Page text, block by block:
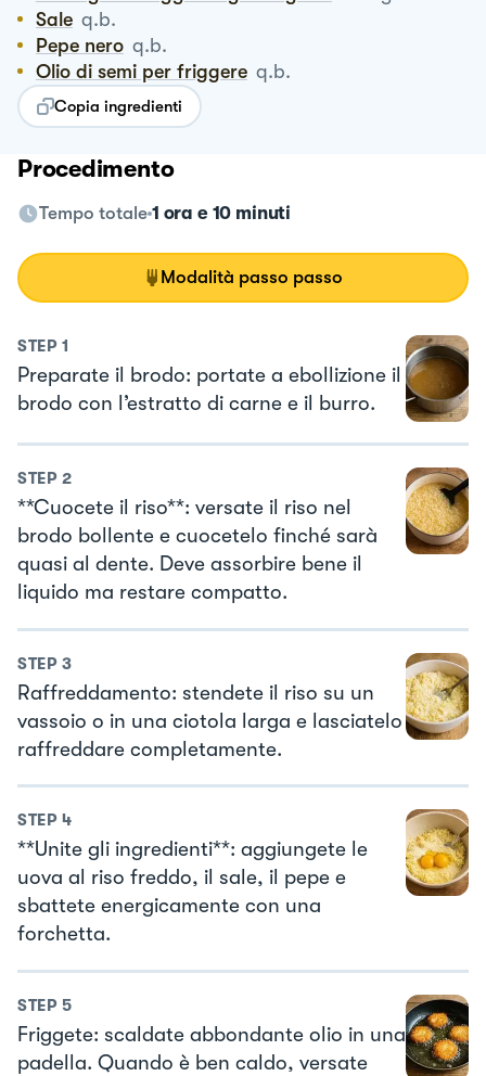
Sale q.b.
Pepe nero q.b.
Olio di semi per friggere q.b.
Copia ingredienti
Procedimento
Tempo totale 1 ora e 10 minuti
Modalità passo passo
STEP 1
Preparate il brodo: portate a ebollizione il
brodo con l’estratto di carne e il burro.
STEP 2
**Cuocete il riso**: versate il riso nel
brodo bollente e cuocetelo finché sarà
quasi al dente. Deve assorbire bene il
liquido ma restare compatto.
STEP 3
Raffreddamento: stendete il riso su un
vassoio o in una ciotola larga e lasciatelo
raffreddare completamente.
STEP 4
**Unite gli ingredienti**: aggiungete le
uova al riso freddo, il sale, il pepe e
sbattete energicamente con una
forchetta.
STEP 5
Friggete: scaldate abbondante olio in una
padella. Quando è ben caldo, versate